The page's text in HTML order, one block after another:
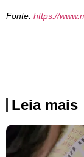
Fonte: https://
Leia mais